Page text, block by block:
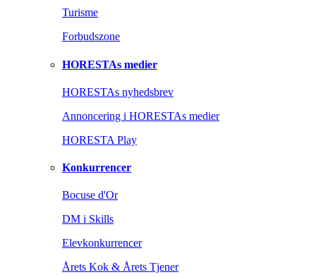
Turisme
Forbudszone
HORESTAs medier
HORESTAs nyhedsbrev
Annoncering i HORESTAs medier
HORESTA Play
Konkurrencer
Bocuse d'Or
DM i Skills
Elevkonkurrencer
Årets Kok & Årets Tjener